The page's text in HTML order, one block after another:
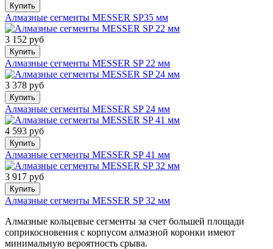
Купить
Алмазные сегменты MESSER SP35 мм
3 152 руб
Купить
Алмазные сегменты MESSER SP 22 мм
3 378 руб
Купить
Алмазные сегменты MESSER SP 24 мм
4 593 руб
Купить
Алмазные сегменты MESSER SP 41 мм
3 917 руб
Купить
Алмазные сегменты MESSER SP 32 мм
Алмазные кольцевые сегменты за счет большей площади
соприкосновения с корпусом алмазной коронки имеют
минимальную вероятность срыва.